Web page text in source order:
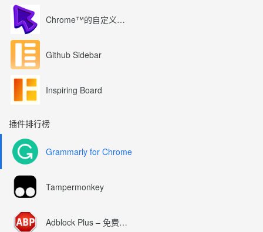
Chrome™的自定义光标
Github Sidebar
Inspiring Board
插件排行榜
Grammarly for Chrome
Tampermonkey
Adblock Plus – 免费的广告拦截器